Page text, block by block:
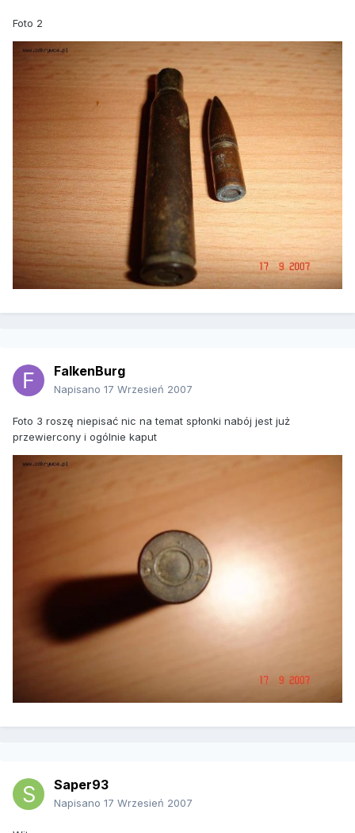
Foto 2
FalkenBurg
Napisano 17 Wrzesień 2007
Foto 3 roszę niepisać nic na temat spłonki nabój jest już
przewiercony i ogólnie kaput
Saper93
Napisano 17 Wrzesień 2007